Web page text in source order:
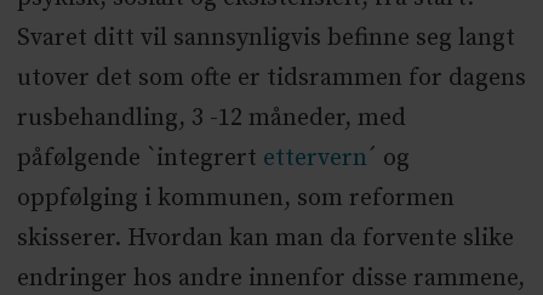
Svaret ditt vil sannsynligvis befinne seg langt
utover det som ofte er tidsrammen for dagens
rusbehandling, 3 -12 måneder, med
påfølgende `integrert ettervern´ og
oppfølging i kommunen, som reformen
skisserer. Hvordan kan man da forvente slike
endringer hos andre innenfor disse rammene,